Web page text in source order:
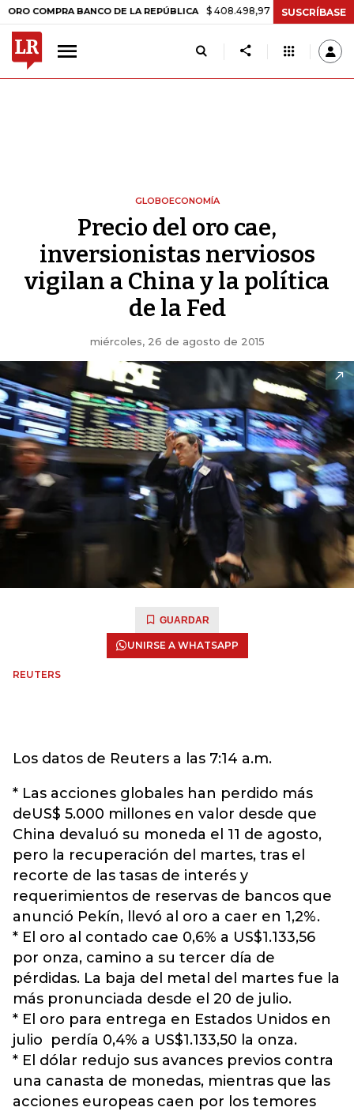
BANCO DE LA REPÚBLICA $ 408.498,97 +$ 8.753,81 +2,19%
SUSCRÍBASE
GLOBOECONOMÍA
Precio del oro cae,
inversionistas nerviosos
vigilan a China y la política
de la Fed
miércoles, 26 de agosto de 2015
GUARDAR
UNIRSE A WHATSAPP
REUTERS
Los datos de Reuters a las 7:14 a.m.
* Las acciones globales han perdido más
deUS$ 5.000 millones en valor desde que
China devaluó su moneda el 11 de agosto,
pero la recuperación del martes, tras el
recorte de las tasas de interés y
requerimientos de reservas de bancos que
anunció Pekín, llevó al oro a caer en 1,2%.
* El oro al contado cae 0,6% a US$1.133,56
por onza, camino a su tercer día de
pérdidas. La baja del metal del martes fue la
más pronunciada desde el 20 de julio.
* El oro para entrega en Estados Unidos en
julio perdía 0,4% a US$1.133,50 la onza.
* El dólar redujo sus avances previos contra
una canasta de monedas, mientras que las
acciones europeas caen por los temores